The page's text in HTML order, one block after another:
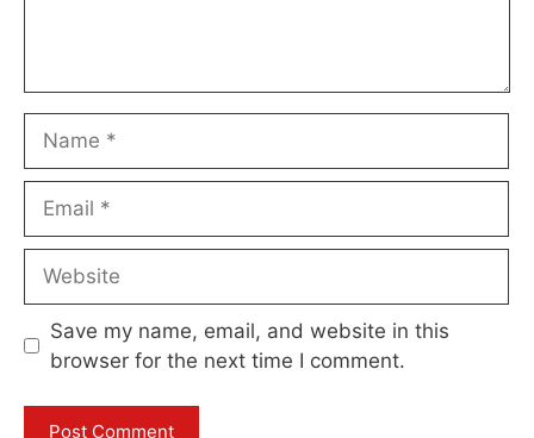
Save my name, email, and website in this
browser for the next time I comment.